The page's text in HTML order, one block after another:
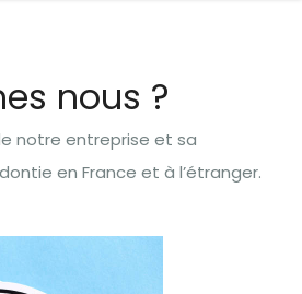
nous ?
notre entreprise et sa
en France et à l’étranger.